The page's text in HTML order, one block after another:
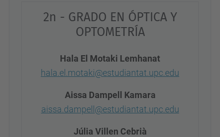
2n - GRADO EN ÓPTICA Y
OPTOMETRÍA
Hala El Motaki Lemhanat
hala.el.motaki@estudiantat.upc.edu
Aissa Dampell Kamara
aissa.dampell@estudiantat.upc.edu
Júlia Villen Cebrià